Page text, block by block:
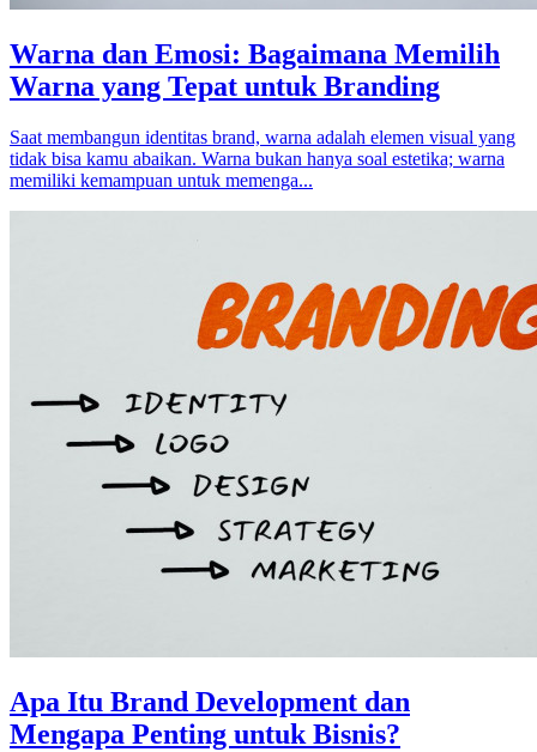
Warna dan Emosi: Bagaimana Memilih
Warna yang Tepat untuk Branding
Saat membangun identitas brand, warna adalah elemen visual yang
tidak bisa kamu abaikan. Warna bukan hanya soal estetika; warna
memiliki kemampuan untuk memenga...
Apa Itu Brand Development dan
Mengapa Penting untuk Bisnis?